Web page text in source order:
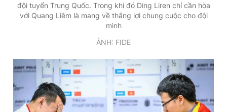
đội tuyển Trung Quốc. Trong khi đó Ding Liren chỉ cần hòa
với Quang Liêm là mang về thắng lợi chung cuộc cho đội
mình
ẢNH: FIDE